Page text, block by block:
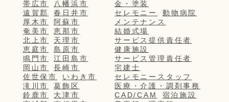
帯広市
八幡浜市
遠賀郡
春日井市
厚木市
阿蘇市
奄美市
恵那市
北上市
天理市
恵庭市
島原市
鳴門市
江田島市
岡山市
長崎市
佐世保市
いわき市
滝川市
葛飾区
鈴鹿市
大津市
金・塗装
セレモニー
動物病院
メンテナンス
結婚式場
サービス提供責任者
健康施設
サービス管理責任者
宅建士
セレモニースタッフ
医療・介護・調剤事務
CAD/CAM
宿泊施設